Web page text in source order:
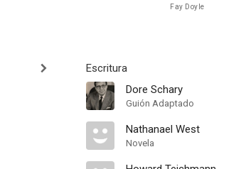
Fay Doyle
Escritura
Dore Schary
Guión Adaptado
Nathanael West
Novela